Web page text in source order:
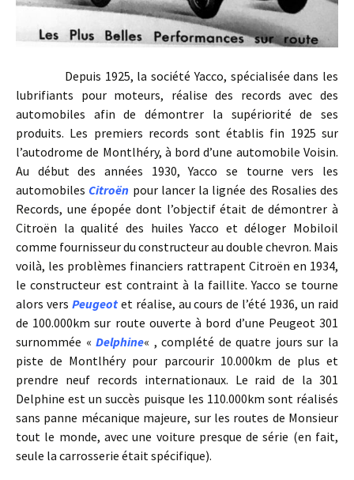
Depuis 1925, la société Yacco, spécialisée dans les
lubrifiants pour moteurs, réalise des records avec des
automobiles afin de démontrer la supériorité de ses
produits. Les premiers records sont établis fin 1925 sur
l’autodrome de Montlhéry, à bord d’une automobile Voisin.
Au début des années 1930, Yacco se tourne vers les
automobiles Citroën pour lancer la lignée des Rosalies des
Records, une épopée dont l’objectif était de démontrer à
Citroën la qualité des huiles Yacco et déloger Mobiloil
comme fournisseur du constructeur au double chevron. Mais
voilà, les problèmes financiers rattrapent Citroën en 1934,
le constructeur est contraint à la faillite. Yacco se tourne
alors vers Peugeotet réalise, au cours de l’été 1936, un raid
de 100.000km sur route ouverte à bord d’une Peugeot 301
surnommée «Delphine« , complété de quatre jours sur la
piste de Montlhéry pour parcourir 10.000km de plus et
prendre neuf records internationaux. Le raid de la 301
Delphine est un succès puisque les 110.000km sont réalisés
sans panne mécanique majeure, sur les routes de Monsieur
tout le monde, avec une voiture presque de série (en fait,
seule la carrosserie était spécifique).